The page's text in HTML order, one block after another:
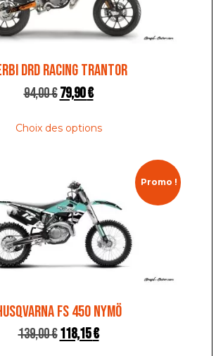
DRD RACING TRANTOR
94,00€79,90€
Choix des options
Promo !
FS 450 NYMÖ
139,00€118,15€